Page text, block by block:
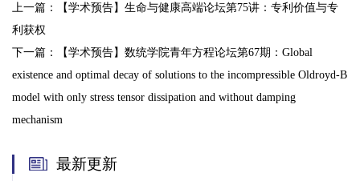
上一篇：
【学术预告】生命与健康高端论坛第75讲：专利价值与专
利获权
下一篇：
【学术预告】数统学院青年方程论坛第67期：Global
existence and optimal decay of solutions to the incompressible Oldroyd-B
model with only stress tensor dissipation and without damping
mechanism
最新更新